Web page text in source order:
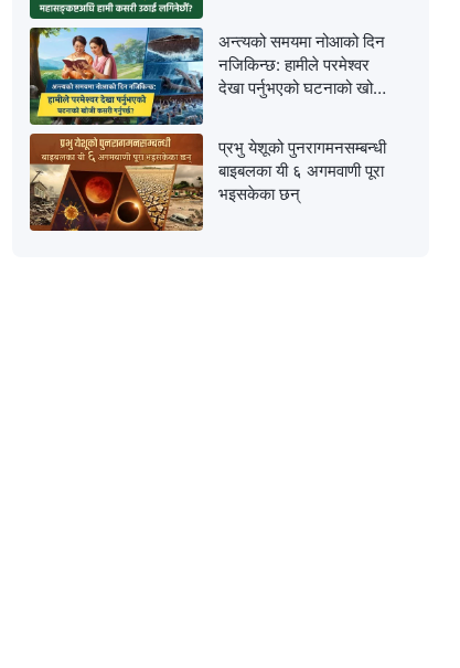
अन्त्यको समयमा नोआको दिन
नजिकिन्छ: हामीले परमेश्‍वर
देखा पर्नुभएको घटनाको खोजी
प्रभु येशूको पुनरागमनसम्‍बन्धी
बाइबलका यी ६ अगमवाणी पूरा
भइसकेका छन्